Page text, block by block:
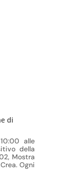
di
alle
della
Mostra
Ogni